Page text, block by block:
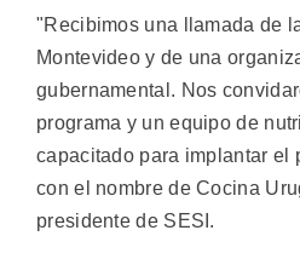
"Recibimos una llamada de
Montevideo y de una
gubernamental. Nos
programa y un equipo de
capacitado para implantar el
con el nombre de Cocina
presidente de SESI.